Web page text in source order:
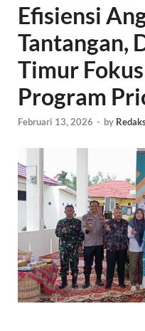
Efisiensi
Tantangan,
Timur
Program
Februari 13, 2026 - by